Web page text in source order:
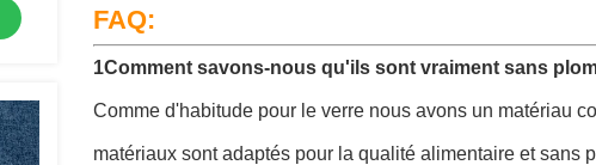
FAQ:
1Comment savons-nous qu'ils sont vraiment sans
Comme d'habitude pour le verre nous avons un matériau
matériaux sont adaptés pour la qualité alimentaire et